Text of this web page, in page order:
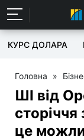
КУРС ДОЛАРА
Головна »
ШІ від
сторіччя
це